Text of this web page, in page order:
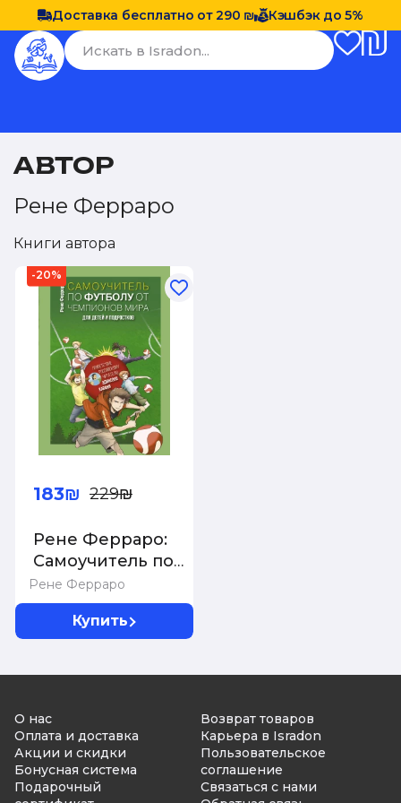
Доставка бесплатно от 290 ₪ Кэшбэк до 5%
АВТОР
Рене Ферраро
Книги автора
-20%
Рене Ферраро
Рене Ферраро:
Самоучитель по
футболу от
чемпионов мира.
Методика
183₪ 229₪
Купить
О нас
Оплата и доставка
Акции и скидки
Бонусная система
Подарочный
Возврат товаров
Карьера в Isradon
Пользовательское
соглашение
Связаться с нами